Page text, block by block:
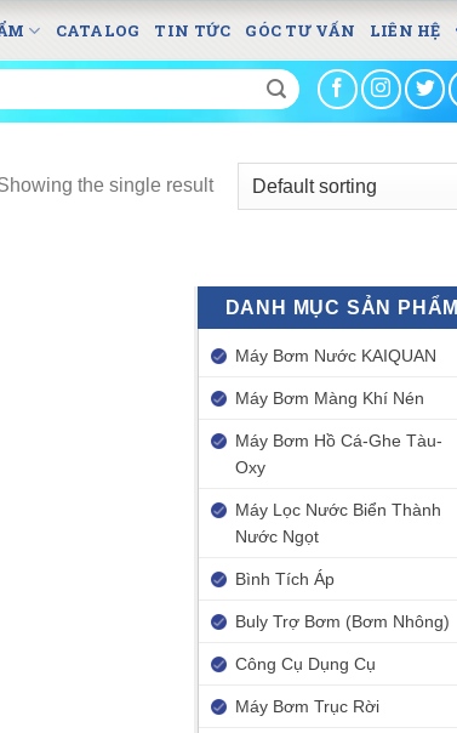
CATALOG TIN TỨC GÓC TƯ VẤN LIÊN HỆ
the single result
DANH MỤC SẢN PHẨM
Máy Bơm Nước KAIQUAN
Máy Bơm Màng Khí Nén
Máy Bơm Hồ Cá-Ghe Tàu-
Oxy
Máy Lọc Nước Biển Thành
Nước Ngọt
Bình Tích Áp
Buly Trợ Bơm (Bơm Nhông)
Công Cụ Dụng Cụ
Máy Bơm Trục Rời